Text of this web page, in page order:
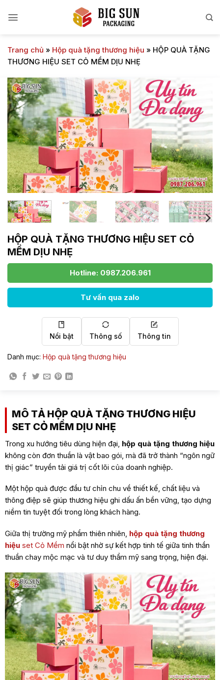
qua
Trang chủ » Hộp quà tặng thương hiệu » HỘP QUÀ TẶNG
THƯƠNG HIỆU SET CỎ MỀM DỊU NHẸ
HỘP QUÀ TẶNG THƯƠNG HIỆU SET CỎ
MỀM DỊU NHẸ
Hotline: 0987.206.961
Tư vấn qua zalo
Nổi bật Thông số Thông tin
Danh mục: Hộp quà tặng thương hiệu
MÔ TẢ HỘP QUÀ TẶNG THƯƠNG HIỆU
SET CỎ MỀM DỊU NHẸ
Trong xu hướng tiêu dùng hiện đại, hộp quà tặng thương hiệu
không còn đơn thuần là vật bao gói, mà đã trở thành “ngôn ngữ
thị giác” truyền tải giá trị cốt lõi của doanh nghiệp.
Một hộp quà được đầu tư chỉn chu về thiết kế, chất liệu và
thông điệp sẽ giúp thương hiệu ghi dấu ấn bền vững, tạo dựng
niềm tin tuyệt đối trong lòng khách hàng.
Giữa thị trường mỹ phẩm thiên nhiên, hộp quà tặng thương
hiệuset Cỏ Mềm nổi bật nhờ sự kết hợp tinh tế giữa tinh thần
thuần chay mộc mạc và tư duy thẩm mỹ sang trọng, hiện đại.